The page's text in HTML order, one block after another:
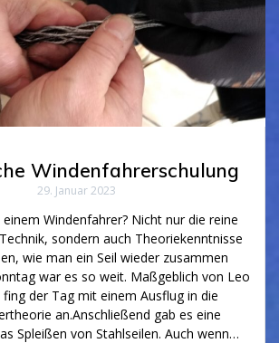
Windenfahrerschulung
29. Januar 2023
Windenfahrer? Nicht nur die reine
sondern auch Theoriekenntnisse
wie man ein Seil wieder zusammen
war es so weit. Maßgeblich von Leo
der Tag mit einem Ausflug in die
an.Anschließend gab es eine
Spleißen von Stahlseilen. Auch wenn…